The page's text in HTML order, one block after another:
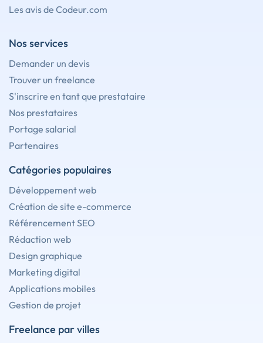
Les avis de Codeur.com
Nos services
Demander un devis
Trouver un freelance
S'inscrire en tant que prestataire
Nos prestataires
Portage salarial
Partenaires
Catégories populaires
Développement web
Création de site e-commerce
Référencement SEO
Rédaction web
Design graphique
Marketing digital
Applications mobiles
Gestion de projet
Freelance par villes